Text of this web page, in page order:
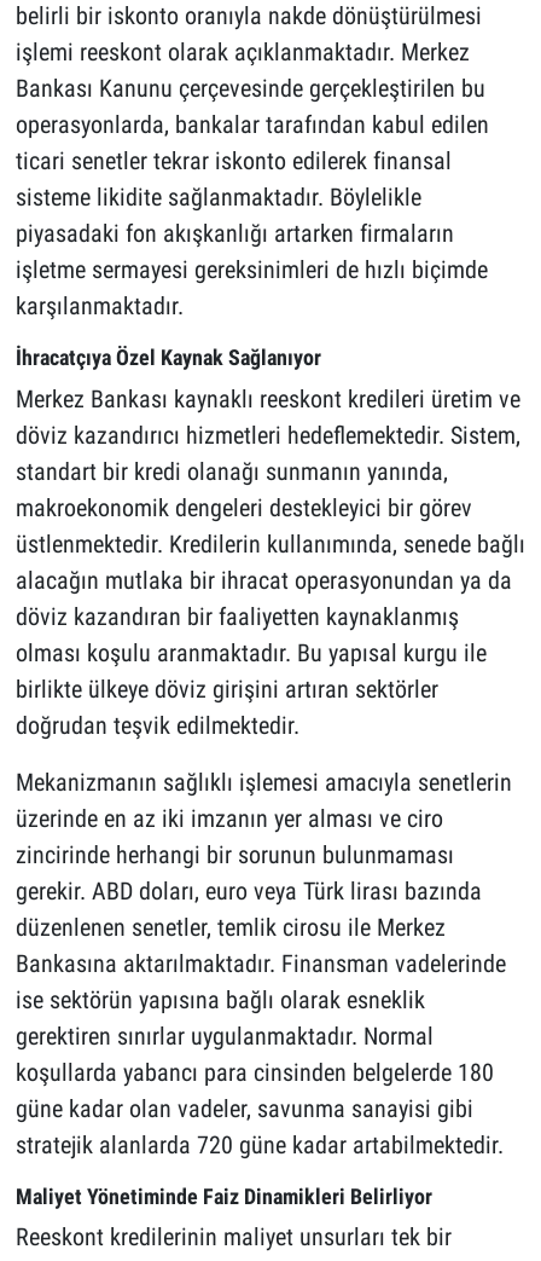
belirli bir iskonto oranıyla nakde dönüştürülmesi
işlemi reeskont olarak açıklanmaktadır. Merkez
Bankası Kanunu çerçevesinde gerçekleştirilen bu
operasyonlarda, bankalar tarafından kabul edilen
ticari senetler tekrar iskonto edilerek finansal
sisteme likidite sağlanmaktadır. Böylelikle
piyasadaki fon akışkanlığı artarken firmaların
işletme sermayesi gereksinimleri de hızlı biçimde
karşılanmaktadır.
İhracatçıya Özel Kaynak Sağlanıyor
Merkez Bankası kaynaklı reeskont kredileri üretim ve
döviz kazandırıcı hizmetleri hedeflemektedir. Sistem,
standart bir kredi olanağı sunmanın yanında,
makroekonomik dengeleri destekleyici bir görev
üstlenmektedir. Kredilerin kullanımında, senede bağlı
alacağın mutlaka bir ihracat operasyonundan ya da
döviz kazandıran bir faaliyetten kaynaklanmış
olması koşulu aranmaktadır. Bu yapısal kurgu ile
birlikte ülkeye döviz girişini artıran sektörler
doğrudan teşvik edilmektedir.
Mekanizmanın sağlıklı işlemesi amacıyla senetlerin
üzerinde en az iki imzanın yer alması ve ciro
zincirinde herhangi bir sorunun bulunmaması
gerekir. ABD doları, euro veya Türk lirası bazında
düzenlenen senetler, temlik cirosu ile Merkez
Bankasına aktarılmaktadır. Finansman vadelerinde
ise sektörün yapısına bağlı olarak esneklik
gerektiren sınırlar uygulanmaktadır. Normal
koşullarda yabancı para cinsinden belgelerde 180
güne kadar olan vadeler, savunma sanayisi gibi
stratejik alanlarda 720 güne kadar artabilmektedir.
Maliyet Yönetiminde Faiz Dinamikleri Belirliyor
Reeskont kredilerinin maliyet unsurları tek bir